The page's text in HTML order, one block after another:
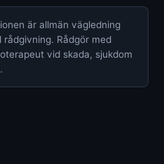
är allmän vägledning
Rådgör med
vid skada, sjukdom